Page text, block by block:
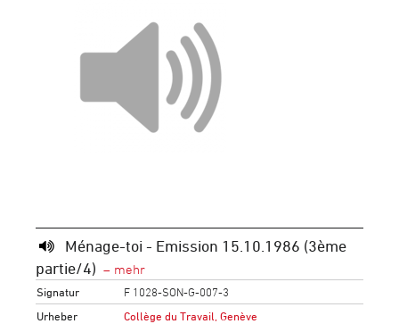
Ménage-toi - Emission 15.10.1986 (3ème
partie/4)
Signatur
F 1028-SON-G-007-3
Urheber
Collège du Travail, Genève